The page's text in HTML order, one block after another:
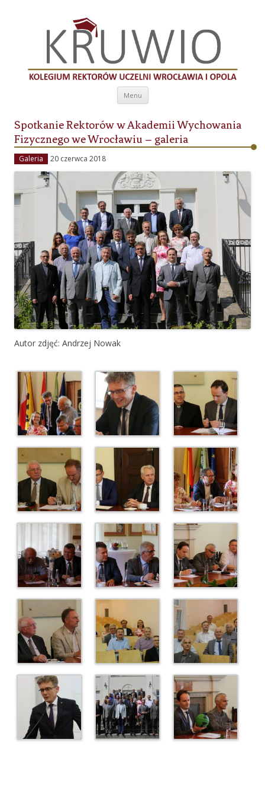
Kolegium Rektorów Uczelni Wrocławia i
Opola
Menu Przeskocz do treści
Spotkanie Rektorów w Akademii Wychowania
Fizycznego we Wrocławiu – galeria
Galeria 20 czerwca 2018
Autor zdjęć: Andrzej Nowak